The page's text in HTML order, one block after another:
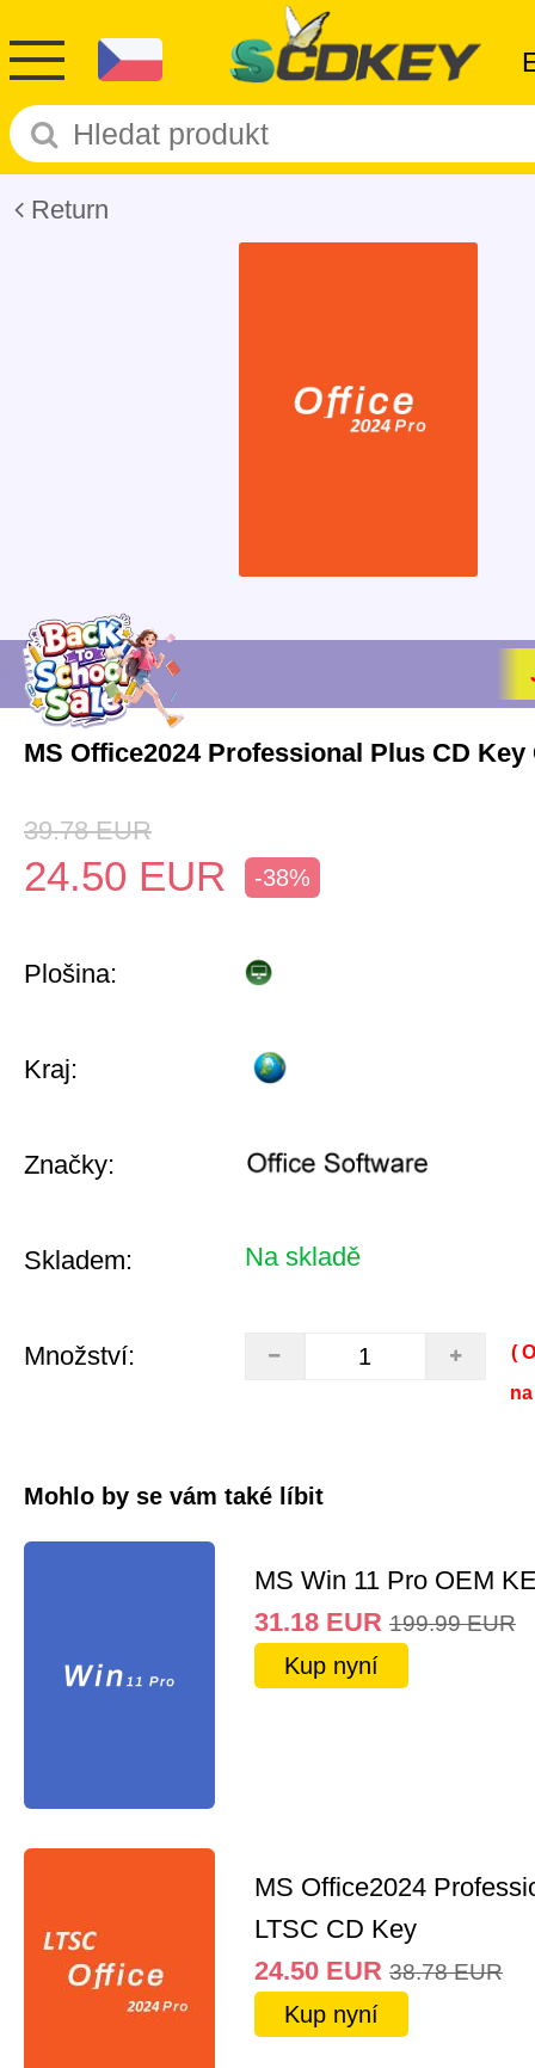
Return
MS Office2024 Professional Plus CD Key
39.78 EUR
24.50 EUR -38%
Plošina:
Kraj:
Značky:
Skladem: Na skladě
Množství:
(
Mohlo by se vám také líbit
MS Win 11 Pro OEM
31.18 EUR 199.99 EUR
Kup nyní
MS Office2024
LTSC CD Key
24.50 EUR 38.78 EUR
Kup nyní